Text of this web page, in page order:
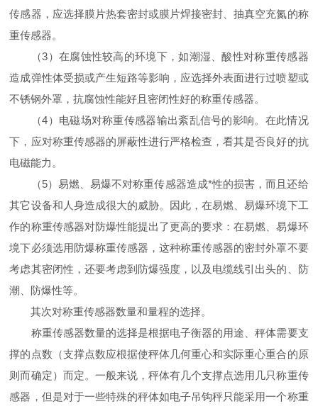
传感器，应选择膜片热套密封或膜片焊接密封、抽真空充氮的称
重传感器。
（3）在腐蚀性较高的环境下，如潮湿、酸性对称重传感器
造成弹性体受损或产生短路等影响，应选择外表面进行过喷塑或
不锈钢外罩，抗腐蚀性能好且密闭性好的称重传感器。
（4）电磁场对称重传感器输出紊乱信号的影响。在此情况
下，应对称重传感器的屏蔽性进行严格检查，看其是否良好的抗
电磁能力。
（5）易燃、易爆不对称重传感器造成*性的损害，而且还给
其它设备和人身造成很大的威胁。因此，在易燃、易爆环境下工
作的称重传感器对防爆性能提出了更高的要求：在易燃、易爆环
境下必须选用防爆称重传感器，这种称重传感器的密封外罩不要
考虑其密闭性，还要考虑到防爆强度，以及电缆线引出头的、防
潮、防爆性等。
其次对称重传感器数量和量程的选择。
称重传感器数量的选择是根据电子衡器的用途、秤体需要支
撑的点数（支撑点数应根据使秤体几何重心和实际重心重合的原
则而确定）而定。一般来说，秤体有几个支撑点选用几只称重传
感器，但是对于一些特殊的秤体如电子吊钩秤只能采用一个称重